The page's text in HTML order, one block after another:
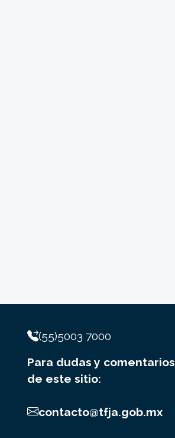
(55)5003 7000
Para dudas y comentarios
de este sitio:
contacto@tfja.gob.mx